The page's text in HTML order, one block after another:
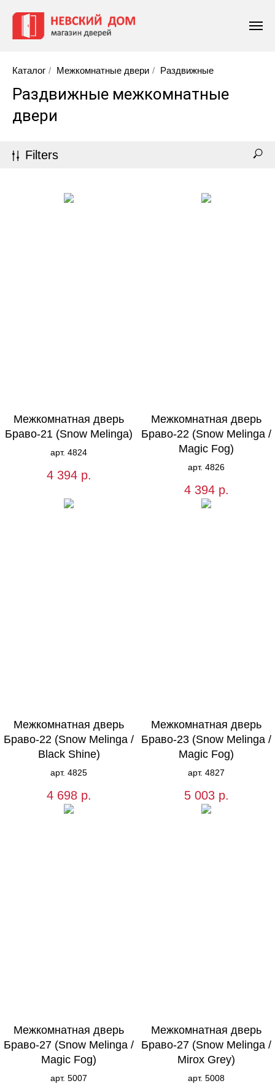
Каталог / Межкомнатные двери / Раздвижные
Раздвижные межкомнатные
двери
Filters
Межкомнатная дверь
Браво-21 (Snow Melinga)
арт. 4824
4 394 р.
Межкомнатная дверь
Браво-22 (Snow Melinga /
Magic Fog)
арт. 4826
4 394 р.
Межкомнатная дверь
Браво-22 (Snow Melinga /
Black Shine)
арт. 4825
4 698 р.
Межкомнатная дверь
Браво-23 (Snow Melinga /
Magic Fog)
арт. 4827
5 003 р.
Межкомнатная дверь
Браво-27 (Snow Melinga /
Magic Fog)
арт. 5007
Межкомнатная дверь
Браво-27 (Snow Melinga /
Mirox Grey)
арт. 5008